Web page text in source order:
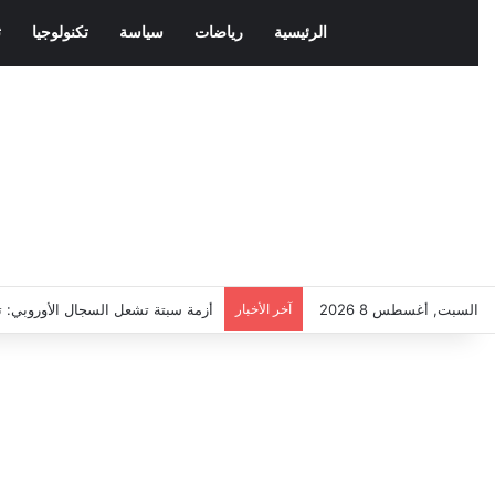
الرئيسية رياضات سياسة تكنولوجيا
السبت, أغسطس 8 2026 آخر الأخبار